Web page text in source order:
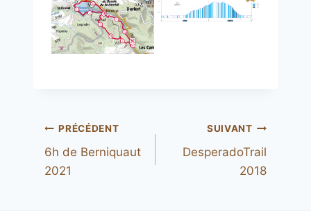
Navigation
de
PRÉCÉDENT
6h de Berniquaut
2021
SUIVANT
DesperadoTrail
2018